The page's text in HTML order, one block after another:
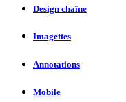
Design chaîne
Imagettes
Annotations
Mobile